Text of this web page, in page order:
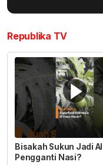
Republika TV
Bisakah Sukun Jadi
Pengganti Nasi?